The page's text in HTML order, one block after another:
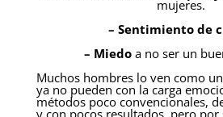
mujeres.
– Sentimiento de
– Miedoa no ser un
Muchos hombres lo ven como
ya no pueden con la carga
métodos poco convencionales,
y con pocos resultados, pero por